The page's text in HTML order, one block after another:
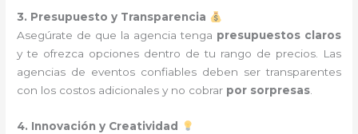
3. Presupuesto y Transparencia
Asegúrate de que la agencia tenga presupuestos claros
y te ofrezca opciones dentro de tu rango de precios. Las
agencias de eventos confiables deben ser transparentes
con los costos adicionales y no cobrar por sorpresas.
4. Innovación y Creatividad